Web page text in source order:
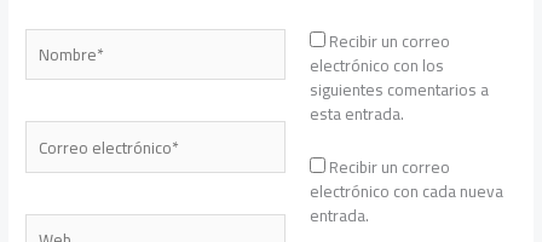
Nombre*
Correo
electrónico*
Web
Recibir un correo
electrónico con los
siguientes comentarios a
esta entrada.
Recibir un correo
electrónico con cada nueva
entrada.